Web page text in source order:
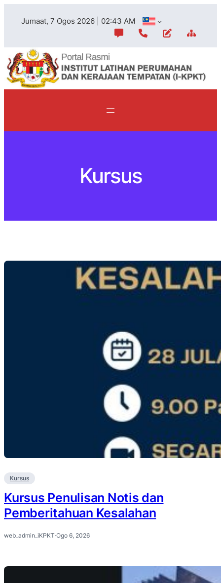
Jumaat, 7 Ogos 2026 | 02:43 AM
Kursus
Kursus
Kursus Penulisan Notis dan
Pemberitahuan Kesalahan
web_admin_iKPKT·Ogo 6, 2026